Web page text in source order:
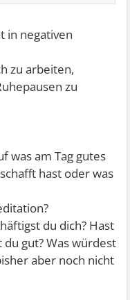
in negativen
zu arbeiten,
zu
was am Tag gutes
hast oder was
du dich? Hast
du gut? Was würdest
aber noch nicht